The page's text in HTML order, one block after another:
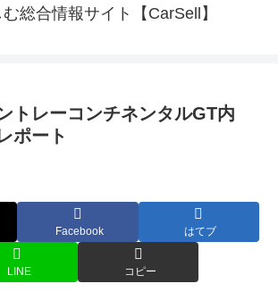
総合情報サイト【CarSell】
トレーコンチネンタルGT内
ポート
Facebook はてブ
LINE コピー